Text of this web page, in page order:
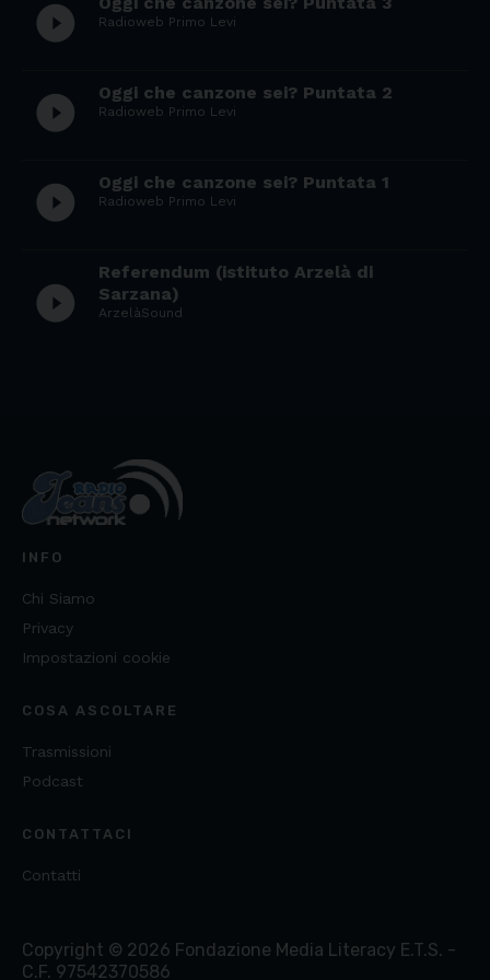
play_circle_filled Radioweb Primo Levi
play_circle_filled Oggi che canzone sei? Puntata 2
Radioweb Primo Levi
play_circle_filled Oggi che canzone sei? Puntata 1
Radioweb Primo Levi
play_circle_filled
Referendum (istituto Arzelà di
Sarzana)
ArzelàSound
INFO
Chi Siamo
Privacy
Impostazioni cookie
COSA ASCOLTARE
Trasmissioni
Podcast
CONTATTACI
Contatti
Copyright © 2026 Fondazione Media Literacy E.T.S. -
C.F. 97542370586